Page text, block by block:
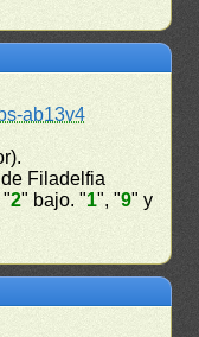
ab13v4
Filadelfia
"2" bajo. "1", "9" y